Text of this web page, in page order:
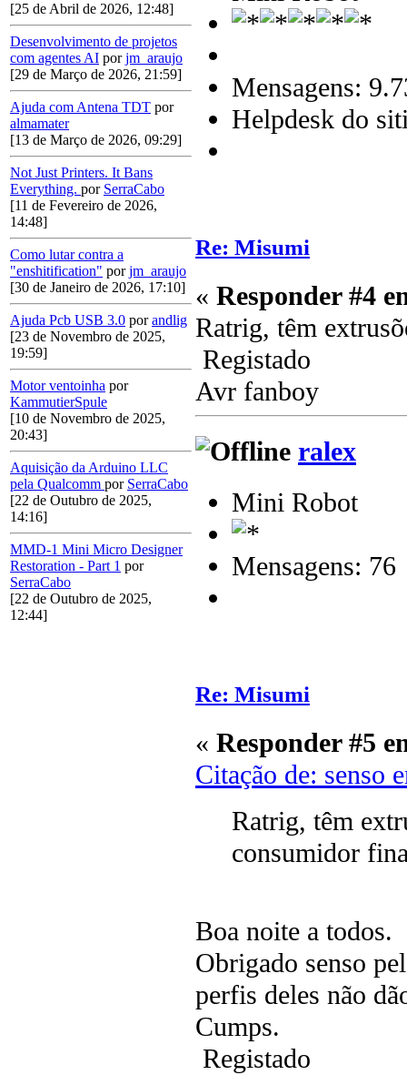
[25 de Abril de 2026, 12:48]
Desenvolvimento de projetos
com agentes AI porjm_araujo
[29 de Março de 2026, 21:59]
Ajuda com Antena TDT por
almamater
[13 de Março de 2026, 09:29]
Not Just Printers. It Bans
Everything. por SerraCabo
[11 de Fevereiro de 2026,
14:48]
Como lutar contra a
"enshitification" porjm_araujo
[30 de Janeiro de 2026, 17:10]
Ajuda Pcb USB 3.0 porandlig
[23 de Novembro de 2025,
19:59]
Motor ventoinha por
KammutierSpule
[10 de Novembro de 2025,
20:43]
Aquisição da Arduino LLC
pela Qualcomm por SerraCabo
[22 de Outubro de 2025,
14:16]
MMD-1 Mini Micro Designer
Restoration - Part 1 por
SerraCabo
[22 de Outubro de 2025,
12:44]
Mensagens:
Helpdesk do
Re: Misumi
« Responder #4
Ratrig, têm
Registado
Avr fanboy
ralex
Mini Robot
Mensagens: 76
Re: Misumi
« Responder #5
Citação de: senso
Ratrig, têm
consumidor
Boa noite a todos.
Obrigado senso
perfis deles não
Cumps.
Registado